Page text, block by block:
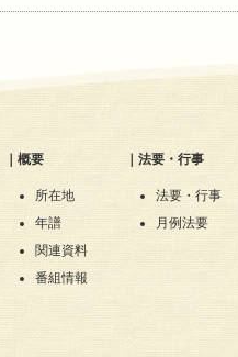
概要
所在地
年譜
関連資料
番組情報
法要・行事
法要・行事
月例法要